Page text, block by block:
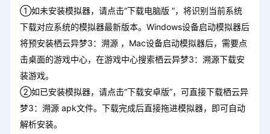
①如未安装模拟器，请点击“下载电脑版 ”，将识别当前系统
下载对应系统的模拟器最新版本。Windows设备启动模拟器后
将预安装栖云异梦3：溯源 ，Mac设备启动模拟器后，需要点
击桌面的游戏中心，在游戏中心搜索栖云异梦3：溯源下载安
装游戏。
②如已安装模拟器，请点击“下载安卓版”，可直接下载栖云异
梦3：溯源 apk文件。下载完成后直接拖进模拟器，即可自动
解析安装。